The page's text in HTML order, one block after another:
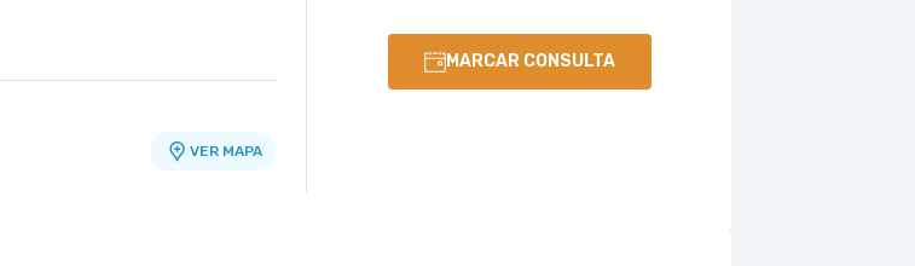
MARCAR CONSULTA
VER MAPA